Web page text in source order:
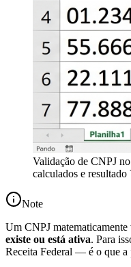
Validação de CNPJ
calculados e
Note
Um CNPJ
existe ou está ativa. Para
Receita Federal — é o que a